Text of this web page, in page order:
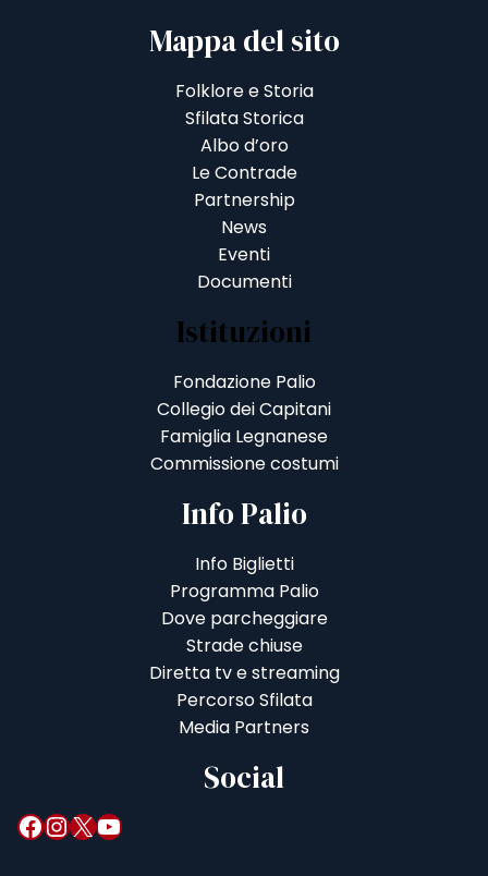
Mappa del sito
Folklore e Storia
Sfilata Storica
Albo d’oro
Le Contrade
Partnership
News
Eventi
Documenti
Istituzioni
Fondazione Palio
Collegio dei Capitani
Famiglia Legnanese
Commissione costumi
Info Palio
Info Biglietti
Programma Palio
Dove parcheggiare
Strade chiuse
Diretta tv e streaming
Percorso Sfilata
Media Partners
Social
Facebook InstagramX YouTube